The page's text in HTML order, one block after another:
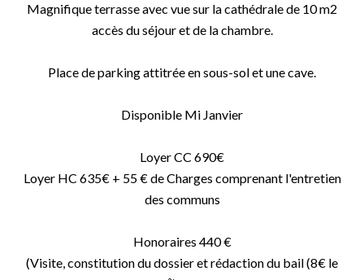
Magnifique terrasse avec vue sur la cathédrale de 10 m2
accès du séjour et de la chambre.
Place de parking attitrée en sous-sol et une cave.
Disponible Mi Janvier
Loyer CC 690€
Loyer HC 635€ + 55 € de Charges comprenant l'entretien
des communs
Honoraires 440 €
(Visite, constitution du dossier et rédaction du bail (8€ le